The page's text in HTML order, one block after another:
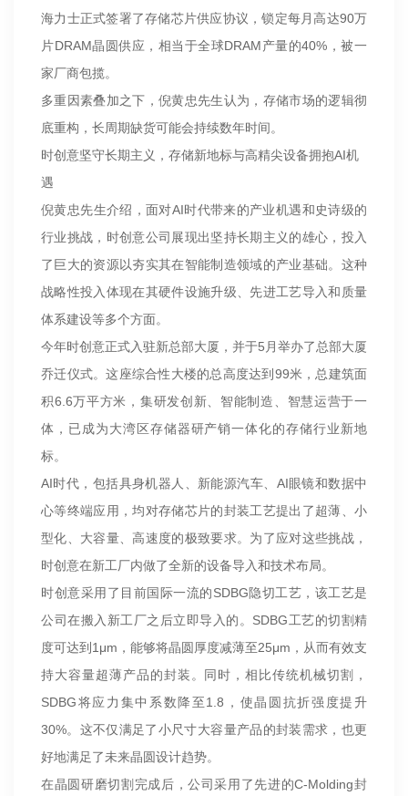
海力士正式签署了存储芯片供应协议，锁定每月高达90万
片DRAM晶圆供应，相当于全球DRAM产量的40%，被一
家厂商包揽。
多重因素叠加之下，倪黄忠先生认为，存储市场的逻辑彻
底重构，长周期缺货可能会持续数年时间。
时创意坚守长期主义，存储新地标与高精尖设备拥抱AI机
遇
倪黄忠先生介绍，面对AI时代带来的产业机遇和史诗级的
行业挑战，时创意公司展现出坚持长期主义的雄心，投入
了巨大的资源以夯实其在智能制造领域的产业基础。这种
战略性投入体现在其硬件设施升级、先进工艺导入和质量
体系建设等多个方面。
今年时创意正式入驻新总部大厦，并于5月举办了总部大厦
乔迁仪式。这座综合性大楼的总高度达到99米，总建筑面
积6.6万平方米，集研发创新、智能制造、智慧运营于一
体，已成为大湾区存储器研产销一体化的存储行业新地
标。
AI时代，包括具身机器人、新能源汽车、AI眼镜和数据中
心等终端应用，均对存储芯片的封装工艺提出了超薄、小
型化、大容量、高速度的极致要求。为了应对这些挑战，
时创意在新工厂内做了全新的设备导入和技术布局。
时创意采用了目前国际一流的SDBG隐切工艺，该工艺是
公司在搬入新工厂之后立即导入的。SDBG工艺的切割精
度可达到1μm，能够将晶圆厚度减薄至25μm，从而有效支
持大容量超薄产品的封装。同时，相比传统机械切割，
SDBG将应力集中系数降至1.8，使晶圆抗折强度提升
30%。这不仅满足了小尺寸大容量产品的封装需求，也更
好地满足了未来晶圆设计趋势。
在晶圆研磨切割完成后，公司采用了先进的C-Molding封